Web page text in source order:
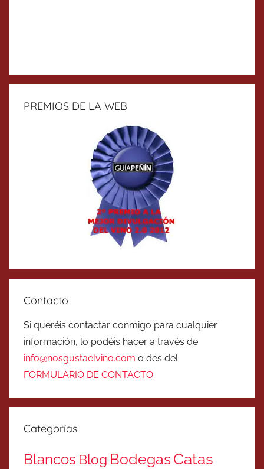
PREMIOS DE LA WEB
Contacto
Si queréis contactar conmigo para cualquier
información, lo podéis hacer a través de
info@nosgustaelvino.com o des del
FORMULARIO DE CONTACTO.
Categorías
Blancos Blog BodegasCatas